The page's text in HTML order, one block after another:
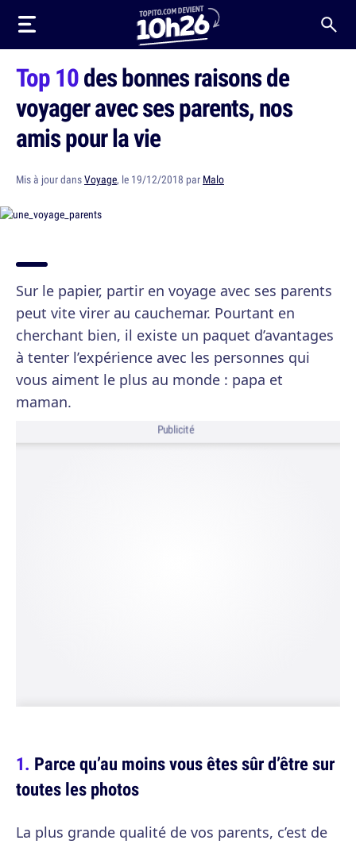
Top 10des bonnes raisons de
voyager avec ses parents, nos
amis pour la vie
Mis à jour dansVoyage, le 19/12/2018 par Malo
Sur le papier, partir en voyage avec ses parents
peut vite virer au cauchemar. Pourtant en
cherchant bien, il existe un paquet d’avantages
à tenter l’expérience avec les personnes qui
vous aiment le plus au monde : papa et
maman.
Publicité
Parce qu’au moins vous êtes sûr d’être sur
toutes les photos
La plus grande qualité de vos parents, c’est de